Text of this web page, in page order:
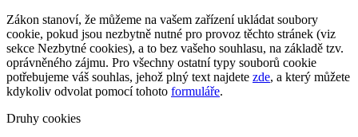
Zákon stanoví, že můžeme na vašem zařízení ukládat soubory
cookie, pokud jsou nezbytně nutné pro provoz těchto stránek (viz
sekce Nezbytné cookies), a to bez vašeho souhlasu, na základě tzv.
oprávněného zájmu. Pro všechny ostatní typy souborů cookie
potřebujeme váš souhlas, jehož plný text najdete zde, a který můžete
kdykoliv odvolat pomocí tohoto formuláře.
Druhy cookies